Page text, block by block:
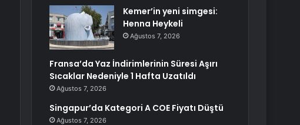
Kemer’in yeni simgesi:
Henna Heykeli
Ağustos 7, 2026
Fransa’da Yaz İndirimlerinin Süresi Aşırı
Sıcaklar Nedeniyle 1 Hafta Uzatıldı
Ağustos 7, 2026
Singapur’da Kategori A COE Fiyatı Düştü
Ağustos 7, 2026